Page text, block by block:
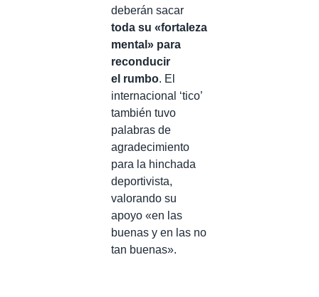
deberán sacar
toda su «fortaleza
mental» para
reconducir
el rumbo. El
internacional ‘tico’
también tuvo
palabras de
agradecimiento
para la hinchada
deportivista,
valorando su
apoyo «en las
buenas y en las no
tan buenas».